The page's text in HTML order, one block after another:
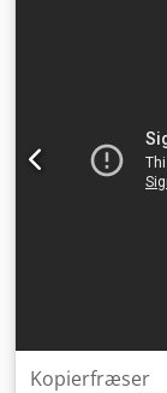
Kopierfræser